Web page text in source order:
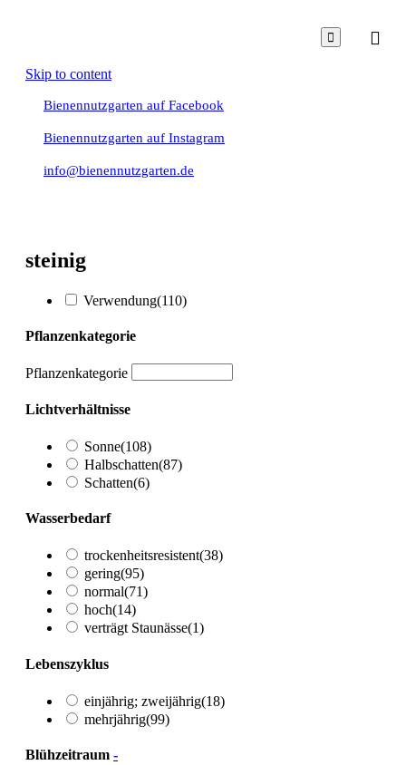

Skip to content
Bienennutzgarten auf Facebook
Bienennutzgarten auf Instagram
info@bienennutzgarten.de
steinig
Verwendung(110)
Pflanzenkategorie
Pflanzenkategorie
Lichtverhältnisse
Sonne(108)
Halbschatten(87)
Schatten(6)
Wasserbedarf
trockenheitsresistent(38)
gering(95)
normal(71)
hoch(14)
verträgt Staunässe(1)
Lebenszyklus
einjährig; zweijährig(18)
mehrjährig(99)
Blühzeitraum -